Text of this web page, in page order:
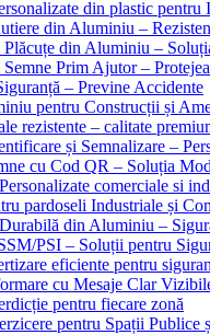
din plastic
din Aluminiu –
Plăcuțe din Aluminiu –
Prim Ajutor –
– Previne Accidente
pentru Construcții și
rezistente – calitate
și Semnalizare –
cu Cod QR – Soluția
comerciale si
pardoseli Industriale și
din Aluminiu –
PSI – Soluții pentru
eficiente pentru
cu Mesaje Clar
pentru fiecare zonă
pentru Spații Publice